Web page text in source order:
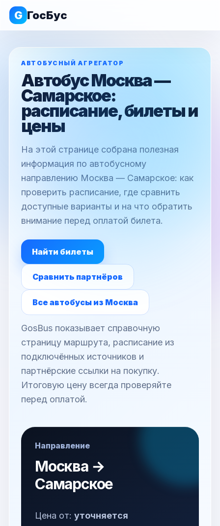
G ГосБус
АВТОБУСНЫЙ АГРЕГАТОР
Автобус Москва —
Самарское:
расписание, билеты и
цены
На этой странице собрана полезная
информация по автобусному
направлению Москва — Самарское: как
проверить расписание, где сравнить
доступные варианты и на что обратить
внимание перед оплатой билета.
Найти билеты
Сравнить партнёров
Все автобусы из Москва
GosBus показывает справочную
страницу маршрута, расписание из
подключённых источников и
партнёрские ссылки на покупку.
Итоговую цену всегда проверяйте
перед оплатой.
Направление
Москва →
Самарское
Цена от: уточняется